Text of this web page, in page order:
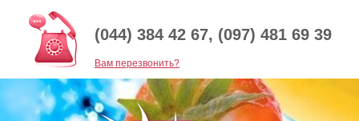
(044) 384 42 67, (097) 481 69 39
Baм перезвонить?